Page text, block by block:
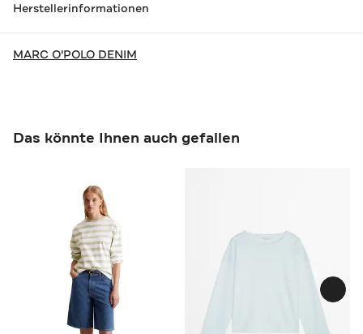
Herstellerinformationen
MARC O'POLO DENIM
Das könnte Ihnen auch gefallen